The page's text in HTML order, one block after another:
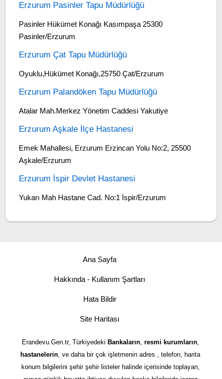
Erzurum Pasinler Tapu Müdürlüğü
Pasinler Hükümet Konağı Kasımpaşa 25300
Pasinler/Erzurum
Erzurum Çat Tapu Müdürlüğü
Oyuklu,Hükümet Konağı,25750 Çat/Erzurum
Erzurum Palandöken Tapu Müdürlüğü
Atalar Mah.Merkez Yönetim Caddesi Yakutiye
Erzurum Aşkale İlçe Hastanesi
Emek Mahallesi, Erzurum Erzincan Yolu No:2, 25500
Aşkale/Erzurum
Erzurum İspir Devlet Hastanesi
Yukarı Mah Hastane Cad. No:1 İspir/Erzurum
Ana Sayfa
Hakkında - Kullanım Şartları
Hata Bildir
Site Haritası
Erandevu.Gen.tr, Türkiyedeki Bankaların, resmi kurumların,
hastanelerin, ve daha bir çok işletmenin adres , telefon, harita
konum bilgilerini şehir şehir listeler halinde içerisinde toplayan,